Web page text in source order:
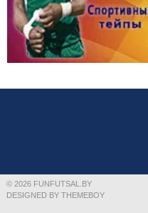
© 2026 FUNFUTSAL.BY
DESIGNED BY THEMEBOY